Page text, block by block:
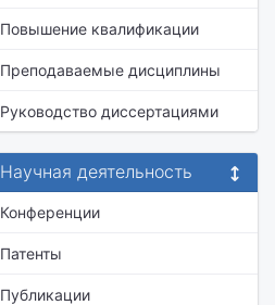
Повышение квалификации
Преподаваемые дисциплины
Руководство диссертациями
Научная деятельность
Конференции
Патенты
Публикации